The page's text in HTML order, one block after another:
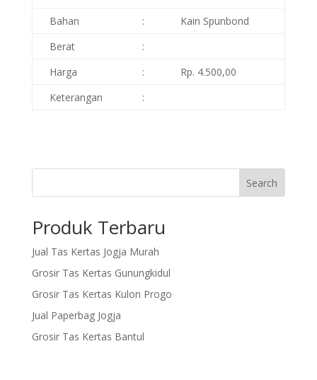
Bahan
:
Kain Spunbond
Berat
:
Harga
:
Rp. 4.500,00
Keterangan
:
Search
Produk Terbaru
Jual Tas Kertas Jogja Murah
Grosir Tas Kertas Gunungkidul
Grosir Tas Kertas Kulon Progo
Jual Paperbag Jogja
Grosir Tas Kertas Bantul